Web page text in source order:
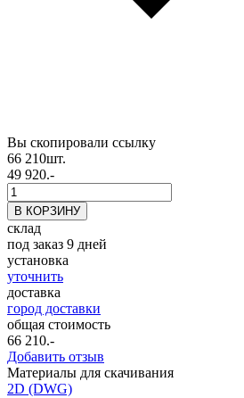
Вы скопировали ссылку
66 210шт.
49 920.-
склад
под заказ 9 дней
установка
уточнить
доставка
город доставки
общая стоимость
66 210.-
Добавить отзыв
Материалы для скачивания
2D (DWG)